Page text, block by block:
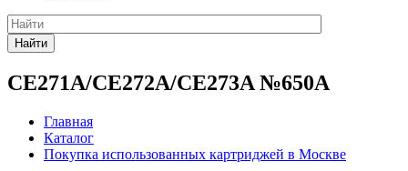
Найти
CE271A/CE272A/CE273A №650A
Главная
Каталог
Покупка использованных картриджей в Москве